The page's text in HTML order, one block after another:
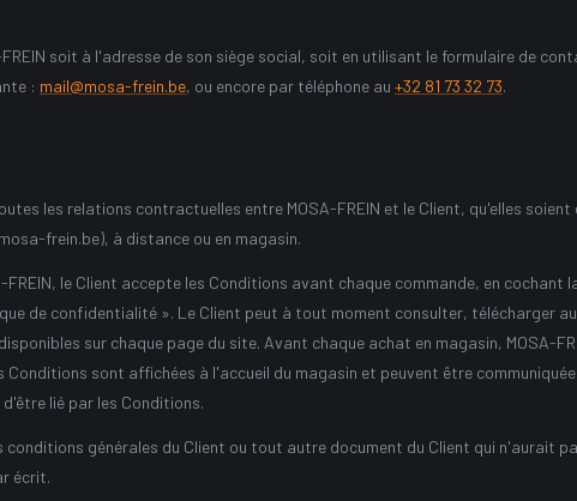
soit à l'adresse de son siège social, soit en utilisant le formulaire de
: mail@mosa-frein.be, ou encore par téléphone au +32 81 73 32 73.
les relations contractuelles entre MOSA-FREIN et le Client, qu'elles
frein.be), à distance ou en magasin.
FREIN, le Client accepte les Conditions avant chaque commande, en cochant
de confidentialité ». Le Client peut à tout moment consulter, télécharger
sur chaque page du site. Avant chaque achat en magasin, MOSA-
Conditions sont affichées à l'accueil du magasin et peuvent être
lié par les Conditions.
conditions générales du Client ou tout autre document du Client qui n'aurait
écrit.